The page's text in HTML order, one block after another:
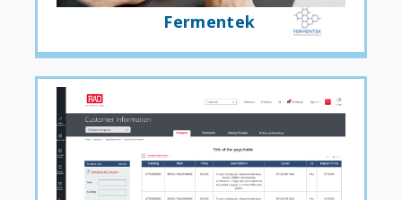
Fermentek